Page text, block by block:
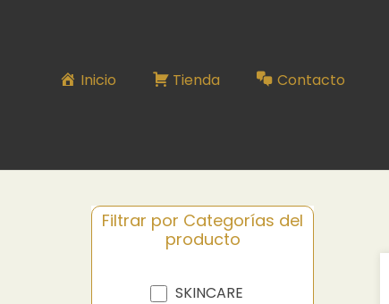
Inicio Tienda Contacto
SKINCARE N°80
Filtrar por Categorías del
producto
SKINCARE